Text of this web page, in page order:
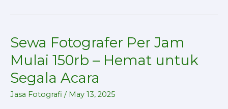
Sewa Fotografer Per Jam
Mulai 150rb – Hemat untuk
Segala Acara
Jasa Fotografi / May 13, 2025
Sewa
Fotografer
Per
Jam
Mulai